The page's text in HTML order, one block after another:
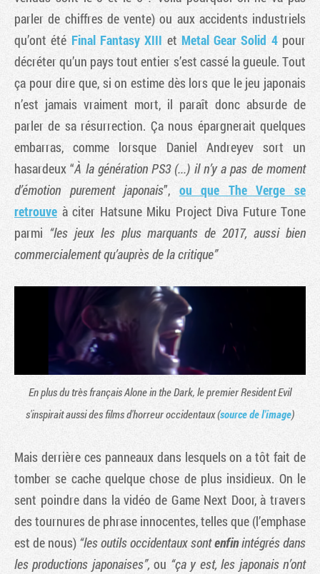
parler de chiffres de vente) ou aux accidents industriels
qu’ont été Final Fantasy XIII et Metal Gear Solid 4pour
décréter qu’un pays tout entier s’est cassé la gueule. Tout
ça pour dire que, si on estime dès lors que le jeu japonais
n’est jamais vraiment mort, il paraît donc absurde de
parler de sa résurrection. Ça nous épargnerait quelques
embarras, comme lorsque Daniel Andreyev sort un
hasardeux “À la génération PS3 (...) il n’y a pas de moment
d’émotion purement japonais”, ou que The Verge se
retrouve à citer Hatsune Miku Project Diva Future Tone
parmi “les jeux les plus marquants de 2017, aussi bien
commercialement qu’auprès de la critique”
En plus du très français Alone in the Dark, le premier Resident Evil
s'inspirait aussi des films d'horreur occidentaux (source de l'image)
Mais derrière ces panneaux dans lesquels on a tôt fait de
tomber se cache quelque chose de plus insidieux. On le
sent poindre dans la vidéo de Game Next Door, à travers
des tournures de phrase innocentes, telles que (l’emphase
est de nous) “les outils occidentaux sontenfinintégrés dans
les productions japonaises”,ou “ça y est, les japonais n’ont